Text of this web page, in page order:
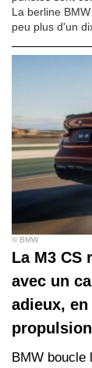
La berline
peu plus d'un
© BMW
La M3 CS
avec un
adieux,
BMW boucle